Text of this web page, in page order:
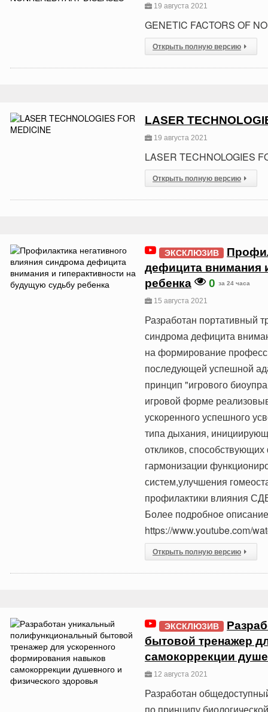
19 августа 2021
GENETIC FACTORS OF
Открыть полную версию
LASER
19 августа 2021
LASER TECHNOLOGIES
Открыть полную версию
ЭКСКЛЮЗИВ
дефицита внимания
ребенка
0 за 24 часа
15 августа 2021
Разработан портативный
синдрома дефицита
на формирование
последующей успешной
принцип "игрового
игровой форме
ускоренного успешного
типа дыхания,
откликов,
гармонизации
систем,улучшения
профилактики влияния
Более подробное
https://www.youtube.com/
Открыть полную версию
ЭКСКЛЮЗИВ
бытовой тренажер
самокоррекции
12 августа 2021
Разработан